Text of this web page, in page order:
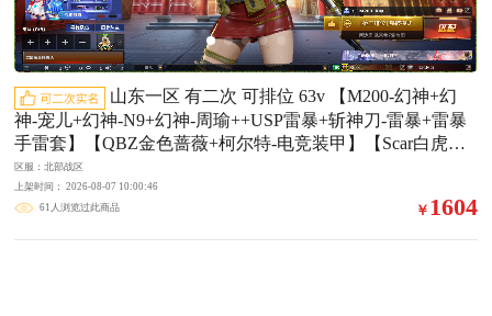
神-宠儿+幻神-N9+幻神-周瑜++USP雷暴+斩神刀-雷暴+雷暴
手雷套】【QBZ金色蔷薇+柯尔特-电竞装甲】【Scar白虎】
【火麒麟+火麒麟-冠军之心】【黑龙+黑龙-能量核心】【雷
神+雷神-耀金】【黑骑士+黑骑士-白马银枪】【毁灭+毁灭-
黑大圣+毁灭音效卡】【电竞装甲手雷套】【马来剑-夜魔
+夜魔手雷套】王者之心 王者之怒 炫金火麒麟 死神 黑鲨 烈
区服：北部战区
上架时间： 2026-08-07 10:00:46
61人浏览过此商品
￥ 1604